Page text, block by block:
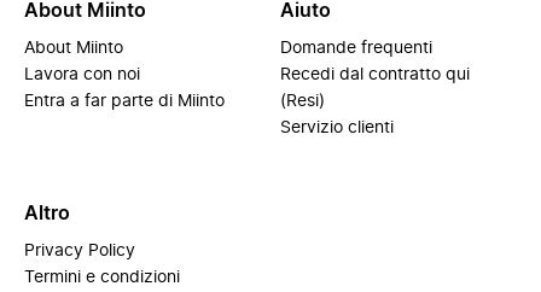
About Miinto
About Miinto
Lavora con noi
Entra a far parte di Miinto
Aiuto
Domande frequenti
Recedi dal contratto qui
(Resi)
Servizio clienti
Altro
Privacy Policy
Termini e condizioni